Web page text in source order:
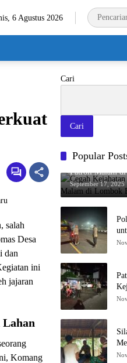
6 Agustus 2026
salah
Desa
dan
ini
jajaran
Lahan
Komang
Cari
Cari
Popular
Cegah
Patroli Malam
September 17, 2025